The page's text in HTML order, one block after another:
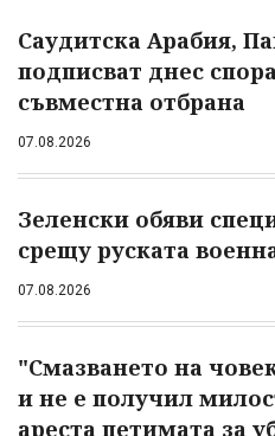
Саудитска Арабия,
подписват днес
съвместна отбрана
07.08.2026
Зеленски обяви
срещу руската
07.08.2026
"Смазването на
и не е получил
ареста петимата за